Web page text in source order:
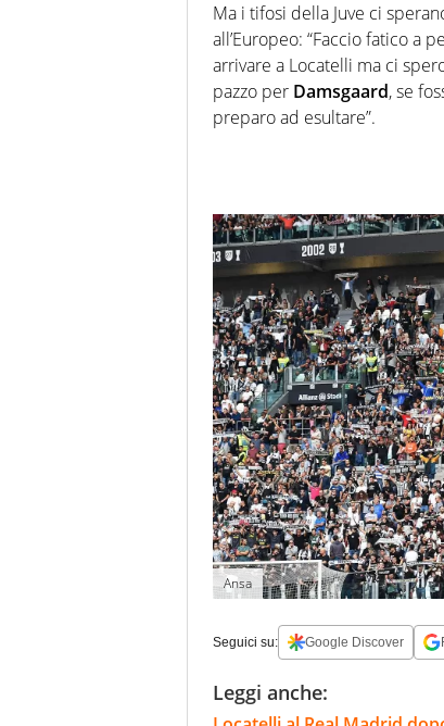
Ma i tifosi della Juve ci
all’Europeo: “Faccio fatico a
arrivare a Locatelli ma ci
pazzo per Damsgaard, se
preparo ad esultare”.
Ansa
Seguici su: Google Discover
Leggi anche: